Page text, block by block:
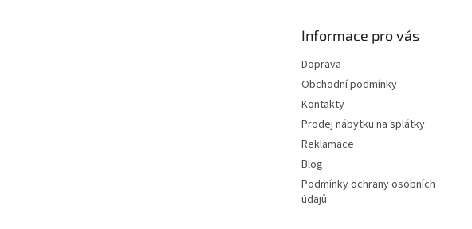
Informace pro vás
Doprava
Obchodní podmínky
Kontakty
Prodej nábytku na splátky
Reklamace
Blog
Podmínky ochrany osobních
údajů